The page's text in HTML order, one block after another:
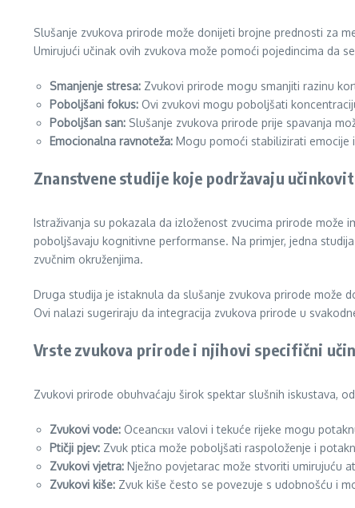
Slušanje zvukova prirode može donijeti brojne prednosti za
Umirujući učinak ovih zvukova može pomoći pojedincima da
Smanjenje stresa: Zvukovi prirode mogu smanjiti razinu
Poboljšani fokus: Ovi zvukovi mogu poboljšati
Poboljšan san: Slušanje zvukova prirode prije spavanja
Emocionalna ravnoteža: Mogu pomoći stabilizirati emocije
Znanstvene studije koje podržavaju
Istraživanja su pokazala da izloženost zvucima prirode
poboljšavaju kognitivne performanse. Na primjer, jedna
zvučnim okruženjima.
Druga studija je istaknula da slušanje zvukova prirode može
Ovi nalazi sugeriraju da integracija zvukova prirode u
Vrste zvukova prirode i njihovi specifični
Zvukovi prirode obuhvaćaju širok spektar slušnih iskustava,
Zvukovi vode: Oceanски valovi i tekuće rijeke mogu
Ptičji pjev: Zvuk ptica može poboljšati raspoloženje i
Zvukovi vjetra: Nježno povjetarac može stvoriti umirujuću
Zvukovi kiše: Zvuk kiše često se povezuje s udobnošću i